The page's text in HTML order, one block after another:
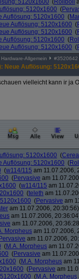
5120x1600 (Roliboli
5120x1600 (
Auflösung: 5120x1600 (
Auflösung: 5120x1600 (
Auflösung: 5120x1600 (
Auflösung: 5120x1600 (
Auflösung: 5120x1600 (
Hardware-Allgemein #3520642
Neue Auflösung:
vielleicht kann ir ja
5120x1600 (
Auflösung: 5120x1600 (
(w114/115 am 11.07.2006,
(Pervasive am
(w114/115 am
(teleth am
(Pervasive am
am 11.07.2006, 20:30:56)
am 11.07.2006,
am 11.07.2006,
Morpheus am 11.07.2006,
Pervasive am 11.07.2006,
(M.A. Morpheus am
(Pervasive am
(M.A. Morpheus am
(Pervasive am
(M.A. Morpheus